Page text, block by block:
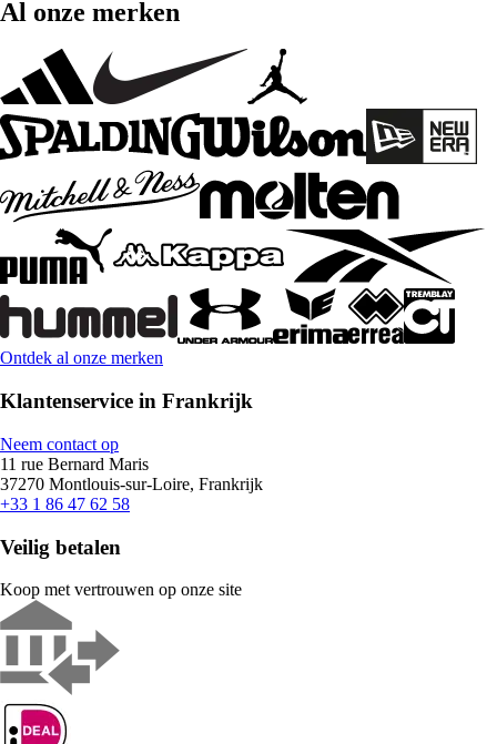
Al onze merken
Ontdek al onze merken
Klantenservice in Frankrijk
Neem contact op
11 rue Bernard Maris
37270 Montlouis-sur-Loire, Frankrijk
+33 1 86 47 62 58
Veilig betalen
Koop met vertrouwen op onze site